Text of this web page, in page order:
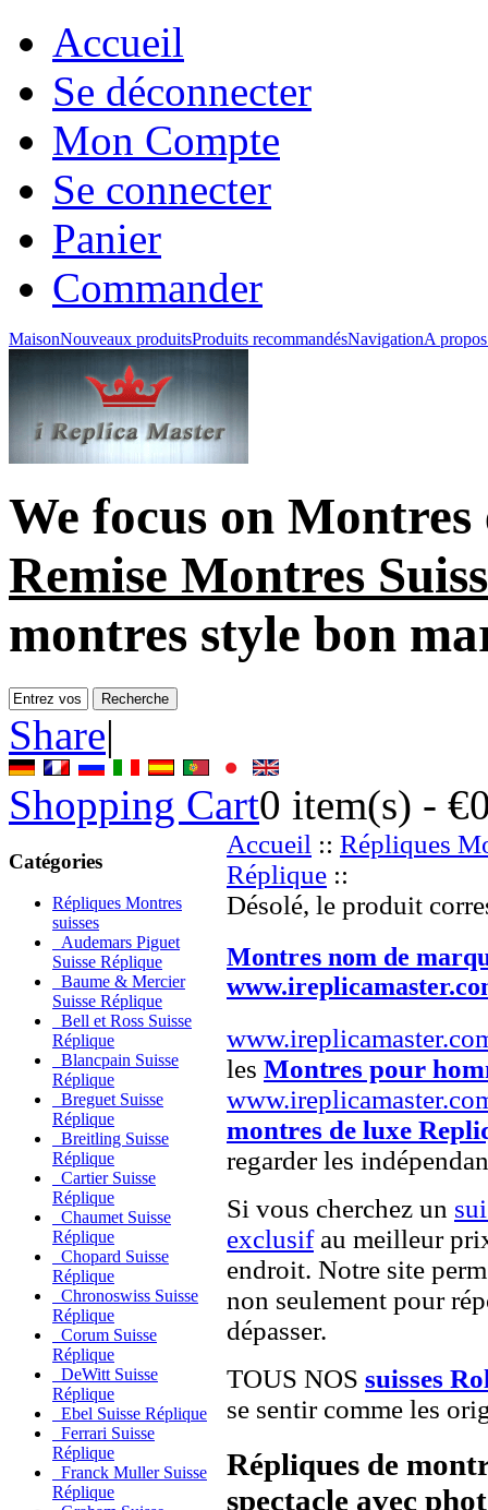
Accueil
Se déconnecter
Mon Compte
Se connecter
Panier
Commander
MaisonNouveaux produitsProduits recommandésNavigationA
We focus on Montres
Remise Montres
montres style bon
Share|
Shopping Cart0 item(s) -
Catégories
Répliques Montres
suisses
Audemars Piguet
Suisse Réplique
Baume & Mercier
Suisse Réplique
Bell et Ross Suisse
Réplique
Blancpain Suisse
Réplique
Breguet Suisse
Réplique
Breitling Suisse
Réplique
Cartier Suisse
Réplique
Chaumet Suisse
Réplique
Chopard Suisse
Réplique
Chronoswiss Suisse
Réplique
Corum Suisse
Réplique
DeWitt Suisse
Réplique
Ebel Suisse Réplique
Ferrari Suisse
Réplique
Franck Muller Suisse
Réplique
Accueil :: Répliques
Réplique ::
Désolé, le produit
Montres nom de
les Montres pour
montres de luxe
regarder les
Si vous cherchez un
exclusifau meilleur
endroit. Notre site
non seulement pour
dépasser.
TOUS NOS suisses
se sentir comme les
Répliques de
spectacle avec